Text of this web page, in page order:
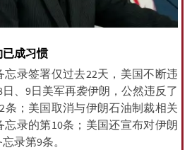
成习惯
录签署仅过去22天，美国不断违
、9日美军再袭伊朗，公然违反了
条；美国取消与伊朗石油制裁相关
录的第10条；美国还宣布对伊朗
录第9条。